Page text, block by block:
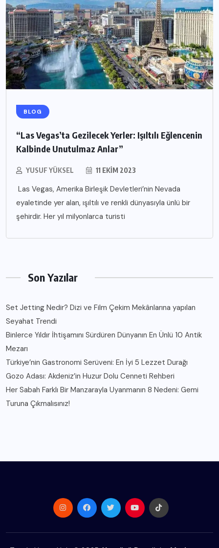
BLOG
“Las Vegas’ta Gezilecek Yerler: Işıltılı Eğlencenin
Kalbinde Unutulmaz Anlar”
YUSUF YÜKSEL 11 EKIM 2023
Las Vegas, Amerika Birleşik Devletleri’nin Nevada
eyaletinde yer alan, ışıltılı ve renkli dünyasıyla ünlü bir
şehirdir. Her yıl milyonlarca turisti
Son Yazılar
Set Jetting Nedir? Dizi ve Film Çekim Mekânlarına yapılan
Seyahat Trendi
Binlerce Yıldır İhtişamını Sürdüren Dünyanın En Ünlü 10 Antik
Mezarı
Türkiye’nin Gastronomi Serüveni: En İyi 5 Lezzet Durağı
Gozo Adası: Akdeniz’in Huzur Dolu Cenneti Rehberi
Her Sabah Farklı Bir Manzarayla Uyanmanın 8 Nedeni: Gemi
Turuna Çıkmalısınız!